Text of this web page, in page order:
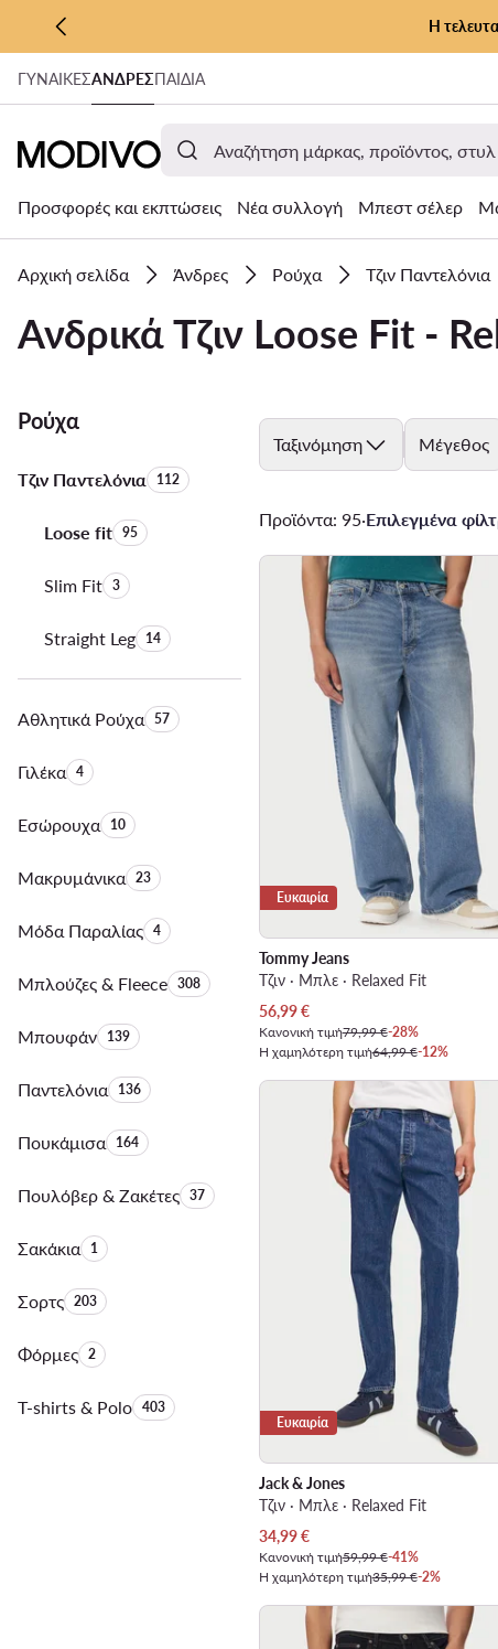
ΜΕΤΆΒΑΣΗ ΣΤΟ ΚΎΡΙΟ ΠΕΡΙΕΧΌΜΕΝΟ
ΜΕΤΆΒΑΣΗ ΣΤΗΝ ΑΝΑΖΉΤΗΣΗ
Η
ΓΥΝΑΊΚΕΣΑΝΔΡΕΣΠΑΙΔΙΑ
Προσφορές και εκπτώσεις Νέα συλλογή Μπεστ σέλερ
Αρχική σελίδα Άνδρες Ρούχα Τζιν Παντελόνια
Ανδρικά Τζιν Loose Fit -
Ρούχα
Τζιν ΠαντελόνιαΑριθμός προϊόντων:
112
Loose fitΑριθμός προϊόντων:
95
Slim FitΑριθμός προϊόντων:
3
Straight LegΑριθμός προϊόντων:
14
Αθλητικά ΡούχαΑριθμός προϊόντων:
57
ΓιλέκαΑριθμός προϊόντων:
4
ΕσώρουχαΑριθμός προϊόντων:
10
ΜακρυμάνικαΑριθμός προϊόντων:
23
Μόδα ΠαραλίαςΑριθμός προϊόντων:
4
Μπλούζες & FleeceΑριθμός προϊόντων:
308
ΜπουφάνΑριθμός προϊόντων:
139
ΠαντελόνιαΑριθμός προϊόντων:
136
ΠουκάμισαΑριθμός προϊόντων:
164
Πουλόβερ & ΖακέτεςΑριθμός προϊόντων:
37
ΣακάκιαΑριθμός προϊόντων:
1
ΣορτςΑριθμός προϊόντων:
203
ΦόρμεςΑριθμός προϊόντων:
2
T-shirts & PoloΑριθμός προϊόντων:
403
Ταξινόμηση Μέγεθος
Προϊόντα: 95·Επιλεγμένα
Ευκαιρία
Tommy Jeans
Τζιν · Μπλε · Relaxed Fit
Τρέχουσα τιμή
56,99€
Κανονική τιμή79,99 €-28%
Η χαμηλότερη τιμή64,99 €-12%
Ευκαιρία
Jack & Jones
Τζιν · Μπλε · Relaxed Fit
Τρέχουσα τιμή
34,99€
Κανονική τιμή59,99 €-41%
Η χαμηλότερη τιμή35,99 €-2%